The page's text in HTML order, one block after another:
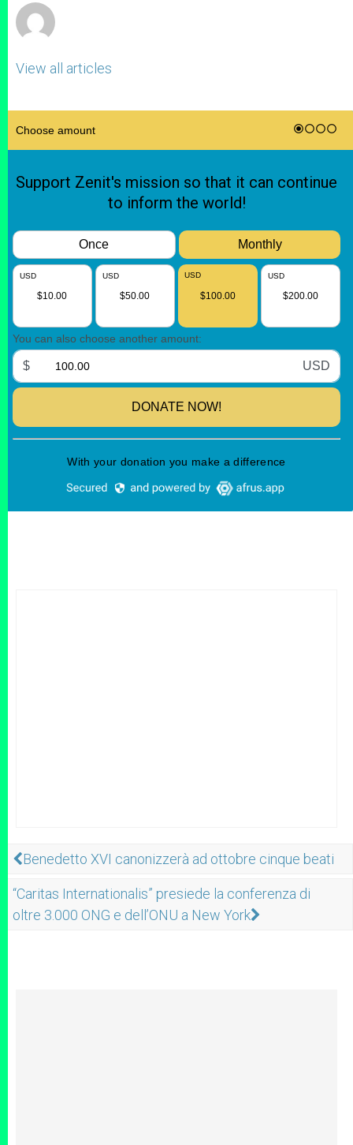
View all articles
Benedetto XVI canonizzerà ad ottobre cinque beati
“Caritas Internationalis” presiede la conferenza di
oltre 3.000 ONG e dell’ONU a New York